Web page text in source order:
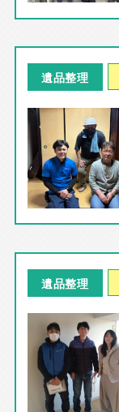
遺品整理
遺品整理